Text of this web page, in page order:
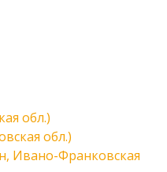
обл.)
обл.)
Ивано-Франковская